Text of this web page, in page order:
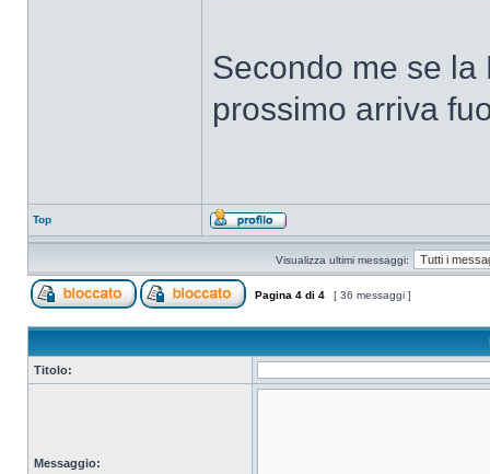
Secondo me se
prossimo arriva
Top
Visualizza ultimi messaggi:
Pagina 4 di 4 [ 36 messaggi ]
Titolo:
Messaggio: